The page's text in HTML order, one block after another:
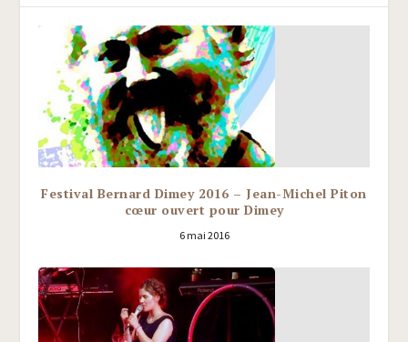
Festival Bernard Dimey 2016 – Jean-Michel Piton
cœur ouvert pour Dimey
6 mai 2016